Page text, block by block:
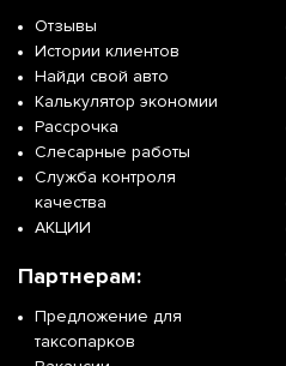
Отзывы
Истории клиентов
Найди свой авто
Калькулятор экономии
Рассрочка
Слесарные работы
Служба контроля
качества
АКЦИИ
Партнерам:
Предложение для
таксопарков